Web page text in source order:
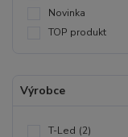
Novinka
TOP produkt
Výrobce
T-Led (2)